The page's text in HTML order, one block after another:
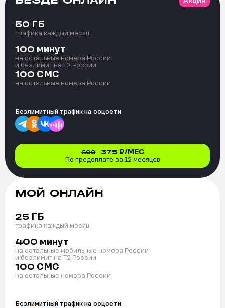
50 ГБ
трафика каждый месяц
100 минут
на остальные номера России
и безлимит на T2 России
100 СМС
на остальные номера России
Безлимитный трафик на соцсети
600 375₽/МЕС
По предоплате за 12 месяцев
МОЙ ОНЛАЙН
25 ГБ
трафика каждый месяц
400 минут
на остальные мобильные номера России
и безлимит на T2 России
100 СМС
на остальные номера России
Безлимитный трафик на соцсети